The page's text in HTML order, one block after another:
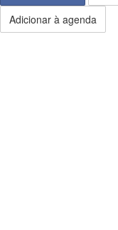
Adicionar à agenda